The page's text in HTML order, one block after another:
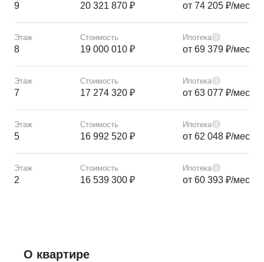
9 20 321 870 ₽ от 74 205 ₽/мес
Этаж
8
Стоимость
19 000 010 ₽
Ипотека
от 69 379 ₽/мес
Этаж
7
Стоимость
17 274 320 ₽
Ипотека
от 63 077 ₽/мес
Этаж
5
Стоимость
16 992 520 ₽
Ипотека
от 62 048 ₽/мес
Этаж
2
Стоимость
16 539 300 ₽
Ипотека
от 60 393 ₽/мес
О квартире